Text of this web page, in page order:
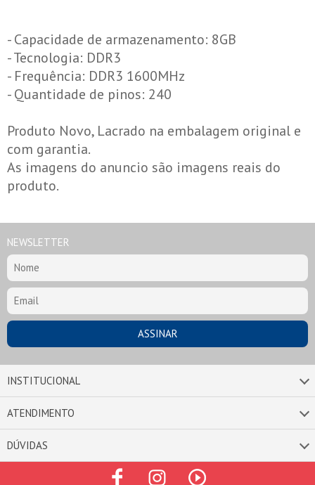
- Capacidade de armazenamento: 8GB
- Tecnologia: DDR3
- Frequência: DDR3 1600MHz
- Quantidade de pinos: 240
Produto Novo, Lacrado na embalagem original e
com garantia.
As imagens do anuncio são imagens reais do
produto.
NEWSLETTER
INSTITUCIONAL
ATENDIMENTO
DÚVIDAS